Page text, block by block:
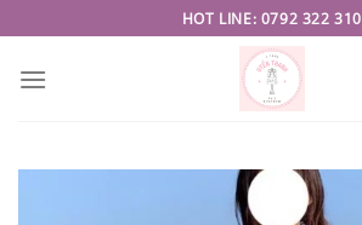
to
content
HOT LINE: 0792 322 310